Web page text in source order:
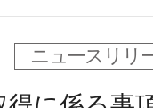
ニュースリリ